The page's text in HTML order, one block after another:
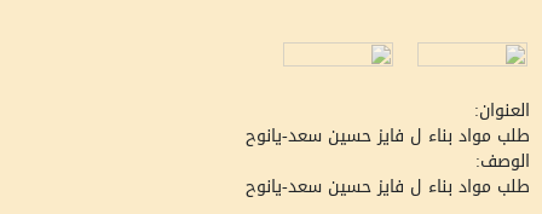
العنوان:
طلب مواد بناء ل فايز حسين سعد-يانوح
الوصف:
طلب مواد بناء ل فايز حسين سعد-يانوح